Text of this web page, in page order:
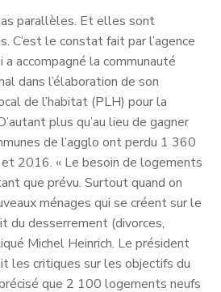
parallèles. Et elles sont
C’est le constat fait par l’agence
a accompagné la communauté
dans l’élaboration de son
de l’habitat (PLH) pour la
plus qu’au lieu de gagner
de l’agglo ont perdu 1 360
2016. « Le besoin de logements
que prévu. Surtout quand on
ménages qui se créent sur le
du desserrement (divorces,
Michel Heinrich. Le président
les critiques sur les objectifs du
que 2 100 logements neufs